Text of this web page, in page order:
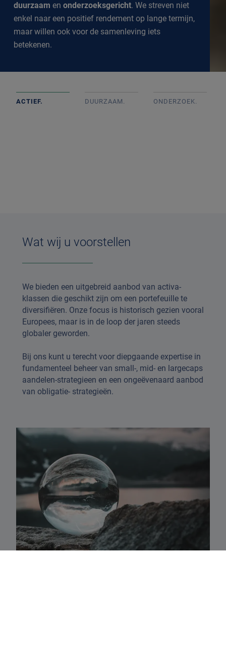
duurzaam en onderzoeksgericht. We streven niet
enkel naar een positief rendement op lange termijn,
maar willen ook voor de samenleving iets
betekenen.
ACTIEF. DUURZAAM. ONDERZOEK.
Wat wij u voorstellen
We bieden een uitgebreid aanbod van activa-
klassen die geschikt zijn om een portefeuille te
diversifiëren. Onze focus is historisch gezien vooral
Europees, maar is in de loop der jaren steeds
globaler geworden.
Bij ons kunt u terecht voor diepgaande expertise in
fundamenteel beheer van small-, mid- en largecaps
aandelen-strategieen en een ongeëvenaard aanbod
van obligatie- strategieën.